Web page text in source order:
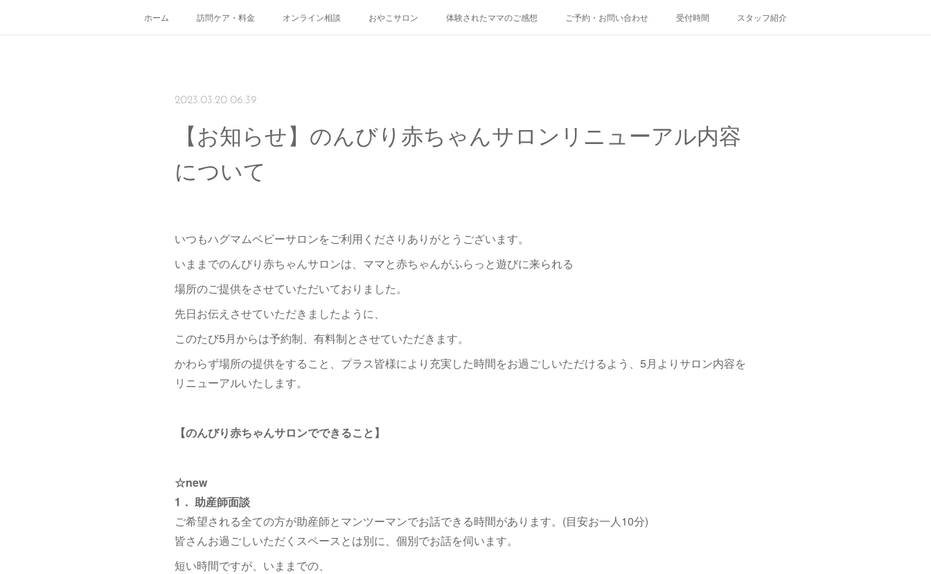
ホーム 訪問ケア・料金 オンライン相談 おやこサロン 体験されたママのご感想 ご予約・お問い合わせ 受付時間 スタッフ紹介
2023.03.20 06:39
【お知らせ】のんびり赤ちゃんサロンリニューアル内容
について
いつもハグマムベビーサロンをご利用くださりありがとうございます。
いままでのんびり赤ちゃんサロンは、ママと赤ちゃんがふらっと遊びに来られる
場所のご提供をさせていただいておりました。
先日お伝えさせていただきましたように、
このたび5月からは予約制、有料制とさせていただきます。
かわらず場所の提供をすること、プラス皆様により充実した時間をお過ごしいただけるよう、5月よりサロン内容を
リニューアルいたします。
【のんびり赤ちゃんサロンでできること】
☆new
1． 助産師面談
ご希望される全ての方が助産師とマンツーマンでお話できる時間があります。(目安お一人10分)
皆さんお過ごしいただくスペースとは別に、個別でお話を伺います。
短い時間ですが、いままでの、